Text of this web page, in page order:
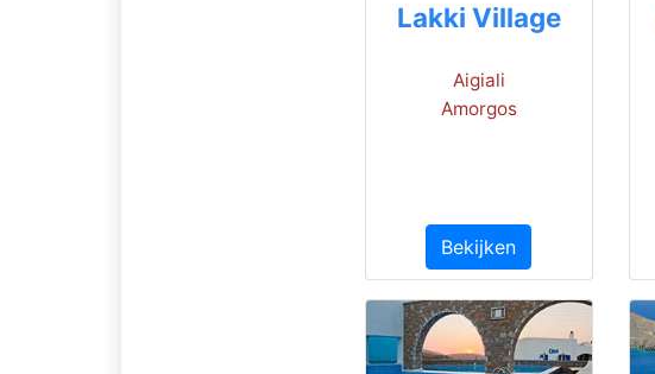
Lakki Village
Aigiali
Amorgos
Bekijken